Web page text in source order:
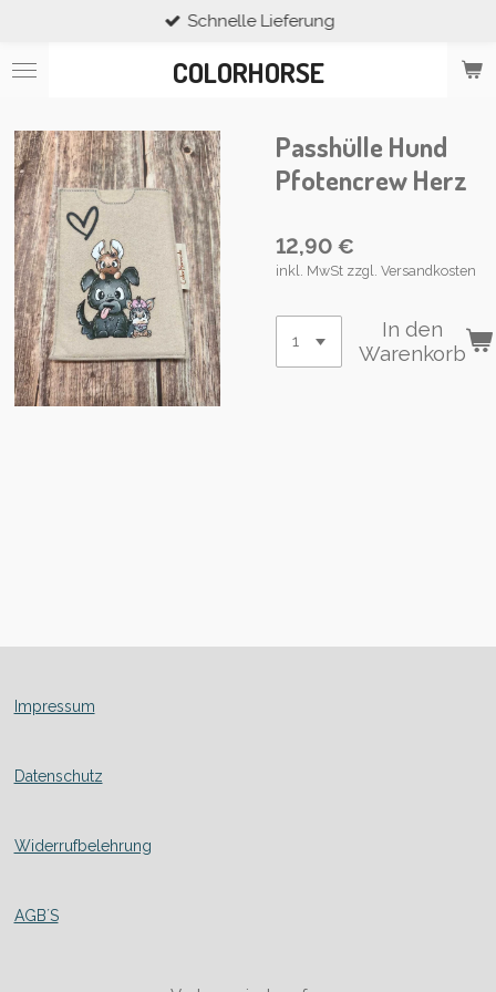
springen
COLORHORSE
Schnelle Lieferung
Passhülle Hund
Pfotencrew Herz
12,90 €
inkl. MwSt zzgl. Versandkosten
In den
Warenkorb
Impressum
Datenschutz
Widerrufbelehrung
AGB´S